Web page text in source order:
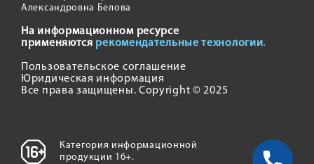
Александровна Белова
На информационном ресурсе
применяются рекомендательные технологии.
Пользовательское соглашение
Юридическая информация
Все права защищены. Copyright © 2025
Категория информационной
продукции 16+.